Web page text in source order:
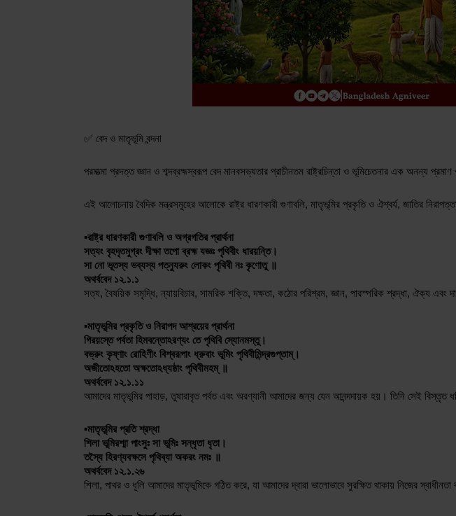
✅ বেদ ও মাতৃভূমি বন্দনা
পরমাত্মা প্রদত্ত জ্ঞান ও শব্দব্রহ্মস্বরূপ বেদ মানবসভ্যতার প্রাচীনতম রাষ্ট্রচিন্তা ও ভূমিচেতনার এক অনন্য
এই আলোচনায় বৈদিক মন্ত্রসমূহের আলোকে রাষ্ট্র ধারণকারী গুণাবলি, মাতৃভূমির প্রকৃতি ও ঐশ্বর্য, জাতির
▪️রাষ্ট্র ধারণকারী গুণাবলি ও অগ্রগতির প্রার্থনা
সত্যং বৃহদৃতমুগ্রং দীক্ষা তপো ব্রহ্ম যজ্ঞঃ পৃথিবীং ধারয়ন্তি।
সা নো ভূতস্য ভব্যস্য পত্ন্যুরুং লোকং পৃথিবী নঃ কৃণোতু ॥
অথর্ববেদ ১২.১.১
সত্য, বৈষয়িক সমৃদ্ধি, ন্যায়বিচার, সামরিক শক্তি, দক্ষতা, কঠোর পরিশ্রম, জ্ঞান, পারস্পরিক শ্রদ্ধা, ঐক্য
▪️মাতৃভূমির প্রকৃতি ও নিরাপদ আশ্রয়ের প্রার্থনা
গিরয়স্তে পর্বতা হিমবন্তোঽরণ্যং তে পৃথিবি স্যোনমস্তু।
বভ্রুং কৃষ্ণাং রোহিণীং বিশ্বরূপাং ধ্রুবাং ভূমিং পৃথিবীমিন্দ্রগুপ্তাম্।
অজীতোঽহতো অক্ষতোঽধ্যষ্ঠাং পৃথিবীমহম্ ॥
অথর্ববেদ ১২.১.১১
আমাদের মাতৃভূমির পাহাড়, তুষারাবৃত পর্বত এবং অরণ্যানী আমাদের জন্য যেন আনন্দদায়ক হয়। তিনি সেই
▪️মাতৃভূমির প্রতি শ্রদ্ধা
শিলা ভূমিরশ্মা পাংসুঃ সা ভূমিঃ সন্ধৃতা ধৃতা।
তস্যৈ হিরণ্যবক্ষসে পৃথিব্যা অকরং নমঃ ॥
অথর্ববেদ ১২.১.২৬
শিলা, পাথর ও ধূলি আমাদের মাতৃভূমিকে গঠিত করে, যা আমাদের দ্বারা ভালোভাবে সুরক্ষিত থাকায় নিজের